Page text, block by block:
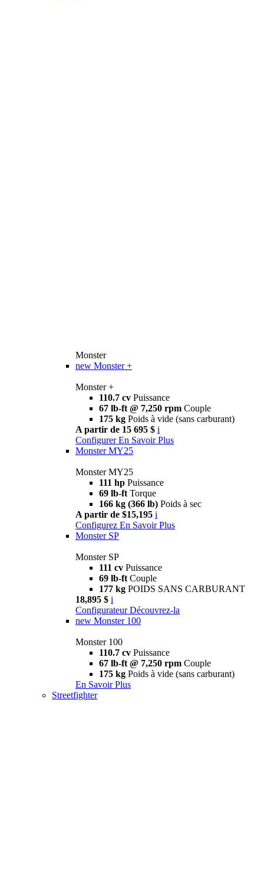
Monster
new Monster +
Monster +
110.7 cv Puissance
67 lb-ft @ 7,250 rpm Couple
175 kg Poids à vide (sans carburant)
A partir de 15 695 $ i
Configurer En Savoir Plus
Monster MY25
Monster MY25
111 hp Puissance
69 lb-ft Torque
166 kg (366 lb) Poids à sec
A partir de $15,195 i
Configurez En Savoir Plus
Monster SP
Monster SP
111 cv Puissance
69 lb-ft Couple
177 kg POIDS SANS CARBURANT
18,895 $ i
Configurateur Découvrez-la
new Monster 100
Monster 100
110.7 cv Puissance
67 lb-ft @ 7,250 rpm Couple
175 kg Poids à vide (sans carburant)
En Savoir Plus
Streetfighter